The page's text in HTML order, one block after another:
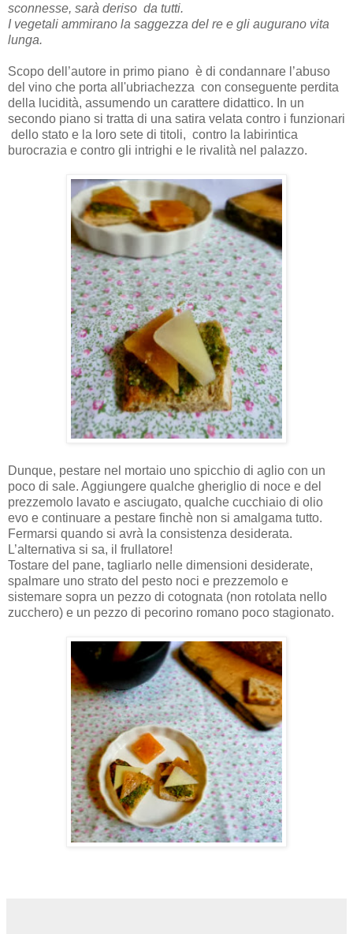
sconnesse, sarà deriso da tutti.
I vegetali ammirano la saggezza del re e gli augurano vita
lunga.
Scopo dell’autore in primo piano è di condannare l’abuso
del vino che porta all'ubriachezza con conseguente perdita
della lucidità, assumendo un carattere didattico. In un
secondo piano si tratta di una satira velata contro i funzionari
dello stato e la loro sete di titoli, contro la labirintica
burocrazia e contro gli intrighi e le rivalità nel palazzo.
Dunque, pestare nel mortaio uno spicchio di aglio con un
poco di sale. Aggiungere qualche gheriglio di noce e del
prezzemolo lavato e asciugato, qualche cucchiaio di olio
evo e continuare a pestare finchè non si amalgama tutto.
Fermarsi quando si avrà la consistenza desiderata.
L’alternativa si sa, il frullatore!
Tostare del pane, tagliarlo nelle dimensioni desiderate,
spalmare uno strato del pesto noci e prezzemolo e
sistemare sopra un pezzo di cotognata (non rotolata nello
zucchero) e un pezzo di pecorino romano poco stagionato.